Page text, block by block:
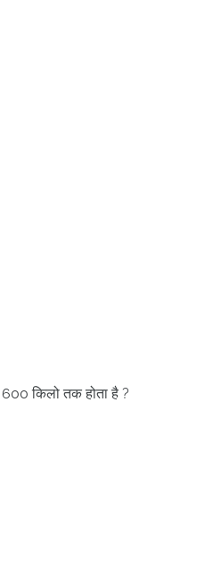
600किलो तक होता है ?